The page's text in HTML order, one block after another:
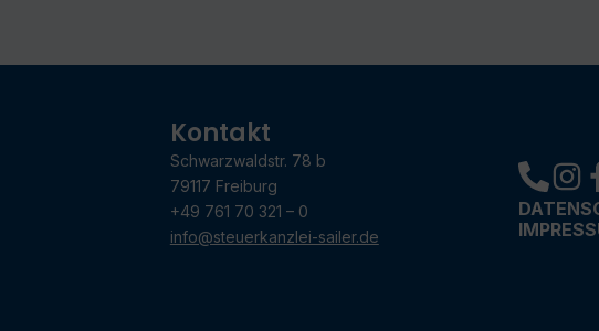
Kontakt
Schwarzwaldstr. 78 b
79117 Freiburg
+49 761 70 321 – 0
info@steuerkanzlei-sailer.de